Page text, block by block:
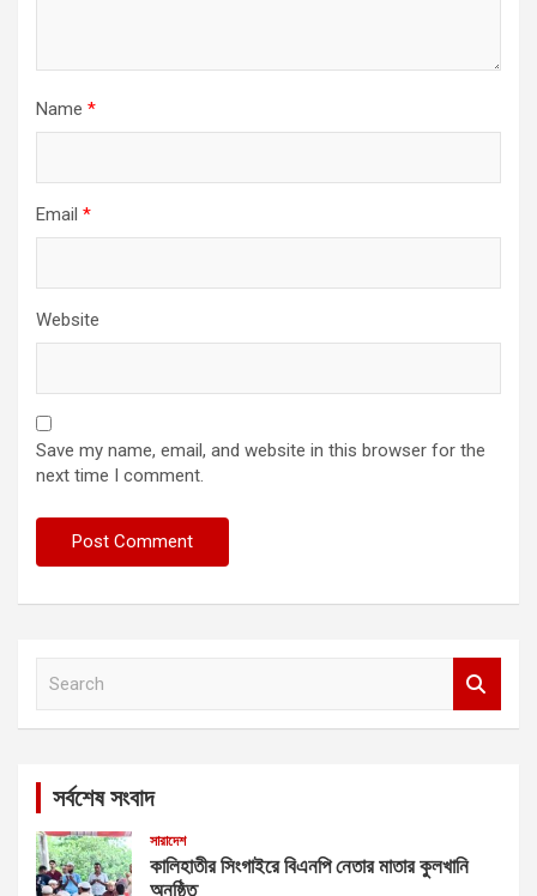
Name *
Email *
Website
Save my name, email, and website in this browser for the
next time I comment.
সর্বশেষ সংবাদ
সারাদেশ
কালিহাতীর সিংগাইরে বিএনপি নেতার মাতার কুলখানি
অনুষ্ঠিত